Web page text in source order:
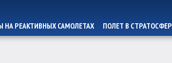
НА РЕАКТИВНЫХ САМОЛЕТАХ ПОЛЕТ В